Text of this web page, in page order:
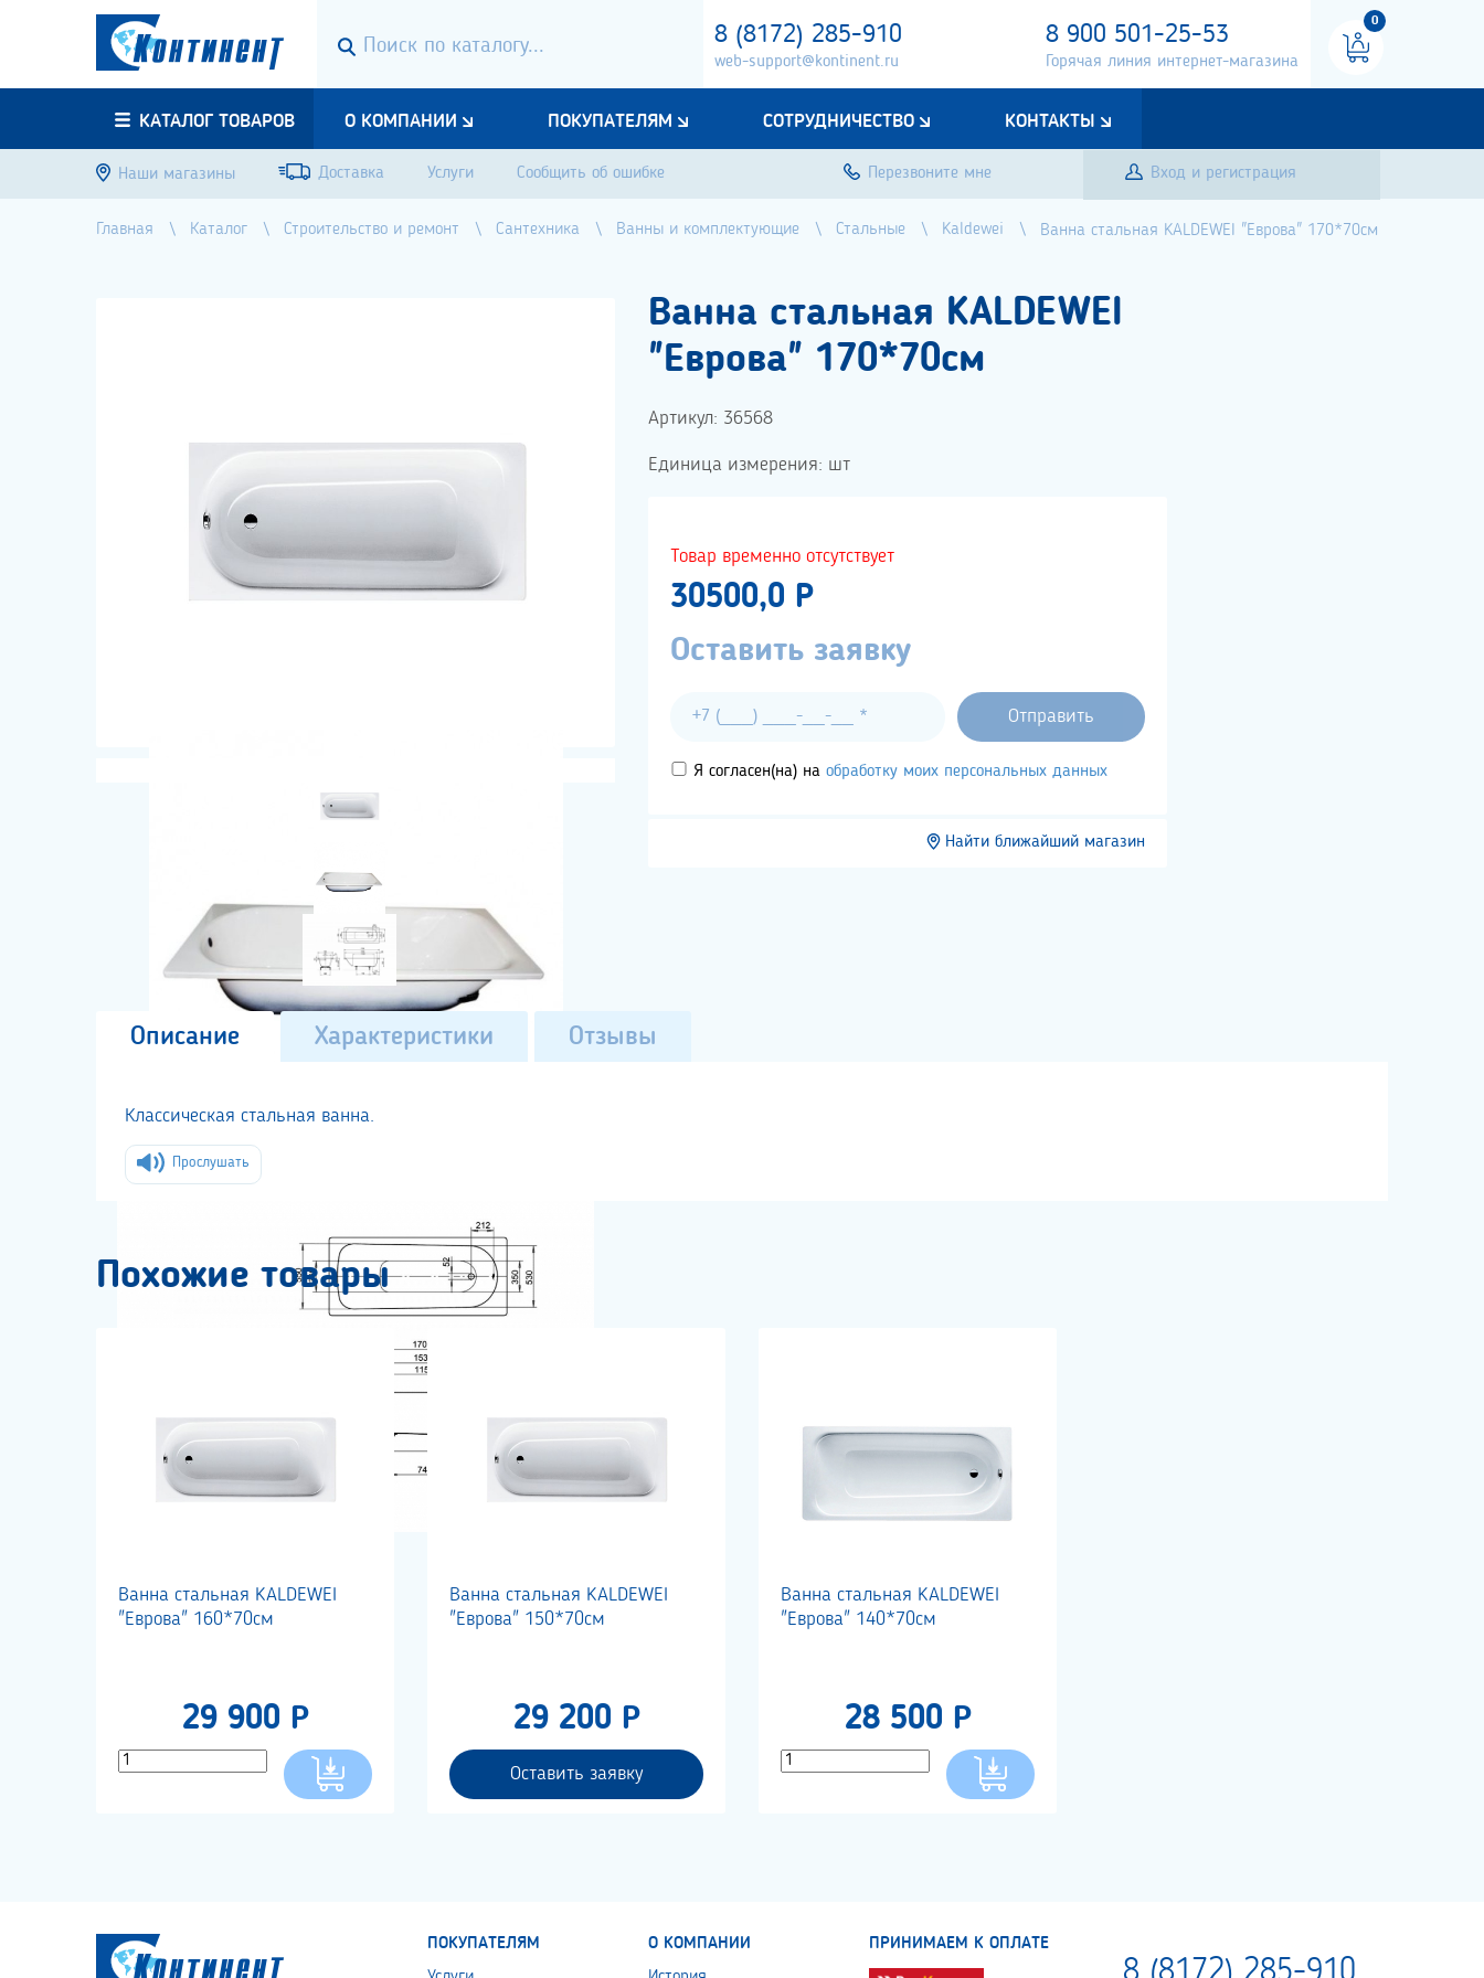
8 (8172) 285-910
web-support@kontinent.ru
8 900 501-25-53
Горячая линия интернет-магазина
0
КАТАЛОГ ТОВАРОВ О КОМПАНИИ ПОКУПАТЕЛЯМ СОТРУДНИЧЕСТВО КОНТАКТЫ
Наши магазины Доставка Услуги Сообщить об ошибке Перезвоните мне Вход и регистрация
Главная Каталог Строительство и ремонт Сантехника Ванны и комплектующие Стальные Kaldewei Ванна стальная KALDEWEI "Еврова" 170*70см
Ванна стальная KALDEWEI
"Еврова" 170*70см
Артикул: 36568
Единица измерения: шт
Товар временно отсутствует
30500,0 P
Оставить заявку
Я согласен(на) на обработку моих персональных данных
Найти ближайший магазин
Описание Характеристики Отзывы
Классическая стальная ванна.
Прослушать
Похожие товары
Ванна стальная KALDEWEI
"Еврова" 160*70см
29 900 Р
Ванна стальная KALDEWEI
"Еврова" 150*70см
29 200 Р
Оставить заявку
Ванна стальная KALDEWEI
"Еврова" 140*70см
28 500 Р
ПОКУПАТЕЛЯМ
О КОМПАНИИ
ПРИНИМАЕМ К ОПЛАТЕ